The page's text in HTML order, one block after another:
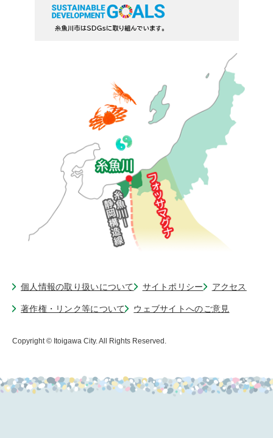
個人情報の取り扱いについて サイトポリシー アクセス
著作権・リンク等について ウェブサイトへのご意見
Copyright © Itoigawa City. All Rights Reserved.